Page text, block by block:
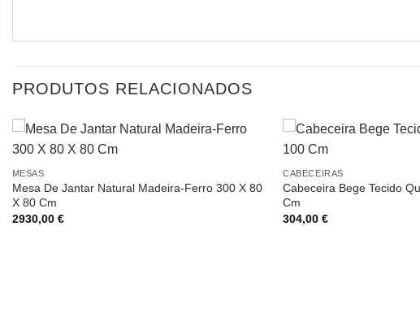
PRODUTOS RELACIONADOS
MESAS
Mesa De Jantar Natural Madeira-Ferro 300 X 80
X 80 Cm
2930,00 €
CABECEIRAS
Cabeceira Bege Tecido
Cm
304,00€